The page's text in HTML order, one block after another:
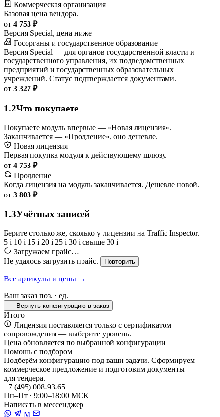
Коммерческая организация
Базовая цена вендора.
от 4 753 ₽
Версия Special, цена ниже
Госорганы и государственное образование
Версия Special — для органов государственной власти и
государственного управления, их подведомственных
предприятий и государственных образовательных
учреждений. Статус подтверждается документами.
от 3 327 ₽
1.2Что покупаете
Покупаете модуль впервые — «Новая лицензия».
Заканчивается — «Продление», оно дешевле.
Новая лицензия
Первая покупка модуля к действующему шлюзу.
от 4 753 ₽
Продление
Когда лицензия на модуль заканчивается. Дешевле новой.
от 3 803 ₽
1.3Учётных записей
Берите столько же, сколько у лицензии на Traffic Inspector.
5 i 10 i 15 i 20 i 25 i 30 i свыше 30 i
Загружаем прайс…
Не удалось загрузить прайс.
Повторить
Все артикулы и цены →
Ваш заказ поз. · ед.
Вернуть конфигурацию в заказ
Итого
Лицензия поставляется только с сертификатом
сопровождения — выберите уровень.
Цена обновляется по выбранной конфигурации
Помощь с подбором
Подберём конфигурацию под ваши задачи. Сформируем
коммерческое предложение и подготовим документы
для тендера.
+7 (495) 008-93-65
Пн–Пт · 9:00–18:00 МСК
Написать в мессенджер
M